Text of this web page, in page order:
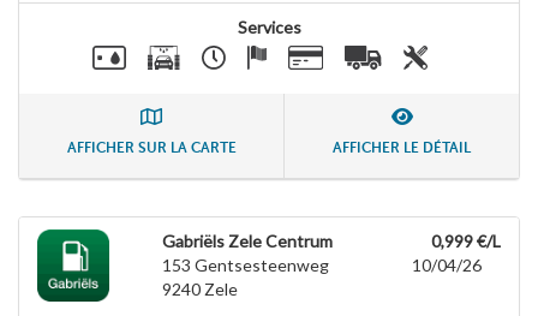
Services
AFFICHER SUR LA CARTE AFFICHER LE DÉTAIL
Gabriëls Zele Centrum
153 Gentsesteenweg
9240 Zele
0,999 €/L
10/04/26